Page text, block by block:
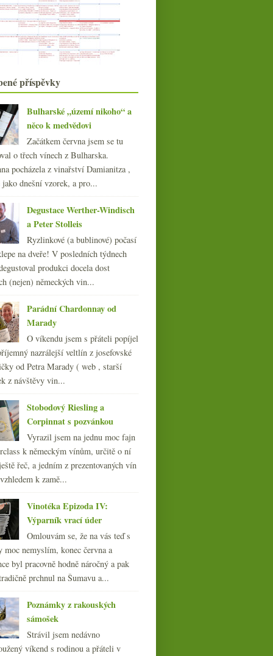
Výsledky ankety „K obědu ve všední
den piju nejčas...
Burgundsko s Pascalem Wagnerem
Prezentace sortimentu Global Wines
Anakena Pinot Noir 2006
Salon vín České republiky 2008
Château Malescot St. Exupéry 1975
– 2004
Reklamujte korkové víno!
Páteční korkohrátky
Degustační štěstí v neštěstí
Veltlínská chuť terroir
Chateauneuf-du-Pape Cuvée
Réservée 2003 – Domaine ...
Návštěva vinných sklepů v Kutné
Hoře
František Mádl – Zweigeltrebe 2005
barrique
Výsledky ankety „Degustace,
ochutnávky, košty vína...
dubna(23)
března
února(24)
ledna
2007 (108)
příspěvky
Bulharské „území nikoho“ a
něco k medvědovi
Začátkem června jsem se tu
o třech vínech z Bulharska.
pocházela z vinařství Damianitza ,
jako dnešní vzorek, a pro...
Degustace Werther-Windisch
a Peter Stolleis
Ryzlinkové (a bublinové) počasí
na dveře! V posledních týdnech
produkci docela dost
(nejen) německých vin...
Parádní Chardonnay od
Marady
O víkendu jsem s přáteli popíjel
nazrálejší veltlín z josefovské
od Petra Marady ( web , starší
z návštěvy vin...
Stobodový Riesling a
Corpinnat s pozvánkou
Vyrazil jsem na jednu moc fajn
k německým vínům, určitě o ní
řeč, a jedním z prezentovaných vín
k zamě...
Vinotéka Epizoda IV:
Výparník vrací úder
Omlouvám se, že na vás teď s
moc nemyslím, konec června a
byl pracovně hodně náročný a pak
prchnul na Šumavu a...
Poznámky z rakouských
sámošek
Strávil jsem nedávno
víkend s rodinou a přáteli v